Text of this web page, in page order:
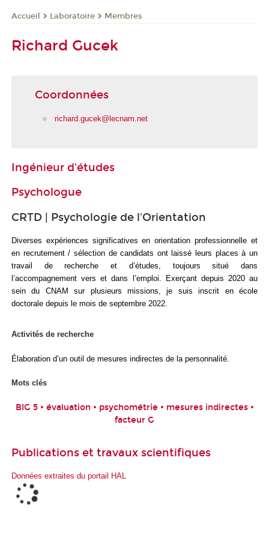
Accueil Laboratoire Membres
Richard Gucek
Coordonnées
richard.gucek@lecnam.net
Ingénieur d'études
Psychologue
CRTD | Psychologie de l'Orientation
Diverses expériences significatives en orientation professionnelle et
en recrutement / sélection de candidats ont laissé leurs places à un
travail de recherche et d’études, toujours situé dans
l’accompagnement vers et dans l’emploi. Exerçant depuis 2020 au
sein du CNAM sur plusieurs missions, je suis inscrit en école
doctorale depuis le mois de septembre 2022.
Activités de recherche
Élaboration d’un outil de mesures indirectes de la personnalité.
Mots clés
BIG 5 • évaluation • psychométrie • mesures indirectes •
facteur G
Publications et travaux scientifiques
Données extraites du portail HAL